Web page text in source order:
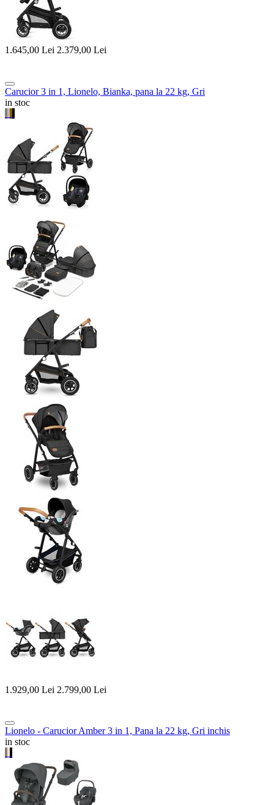
1.645,00 Lei 2.379,00 Lei
Carucior 3 in 1, Lionelo, Bianka, pana la 22 kg, Gri
in stoc
1.929,00 Lei 2.799,00 Lei
Lionelo - Carucior Amber 3 in 1, Pana la 22 kg, Gri inchis
in stoc